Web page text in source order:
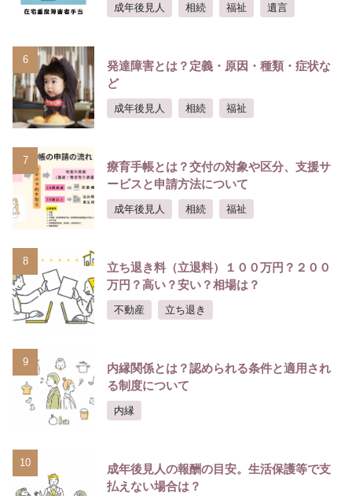
成年後見人 相続 福祉 遺言
6
発達障害とは？定義・原因・種類・症状な
ど
成年後見人 相続 福祉
7
療育手帳とは？交付の対象や区分、支援サ
ービスと申請方法について
成年後見人 相続 福祉
8
立ち退き料（立退料）１００万円？２００
万円？高い？安い？相場は？
不動産 立ち退き
9
内縁関係とは？認められる条件と適用され
る制度について
内縁
10
成年後見人の報酬の目安。生活保護等で支
払えない場合は？